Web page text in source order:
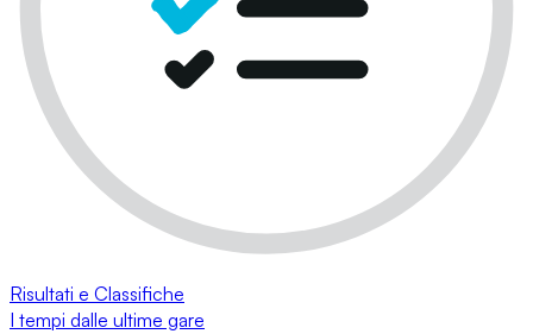
Risultati e Classifiche
I tempi dalle ultime gare